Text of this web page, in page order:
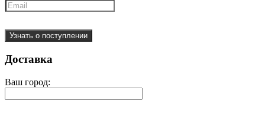
Узнать о поступлении
Доставка
Ваш город: